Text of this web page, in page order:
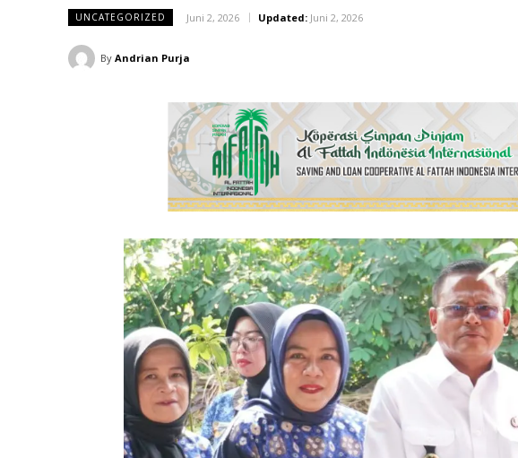
UNCATEGORIZED Juni 2, 2026 Updated: Juni 2, 2026
By Andrian Purja